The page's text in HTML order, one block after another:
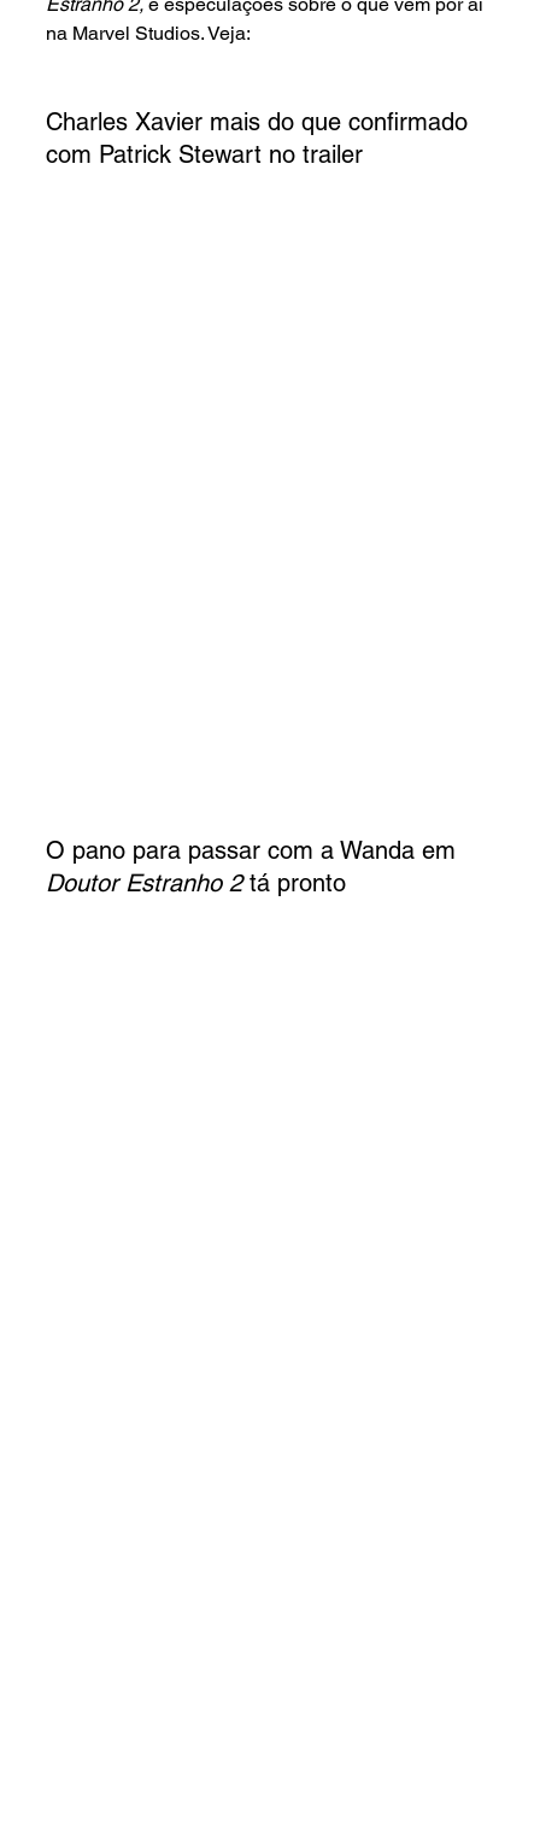
Estranho 2, e especulações sobre o que vem por aí
na Marvel Studios. Veja:
Charles Xavier mais do que confirmado
com Patrick Stewart no trailer
O pano para passar com a Wanda em
Doutor Estranho 2 tá pronto